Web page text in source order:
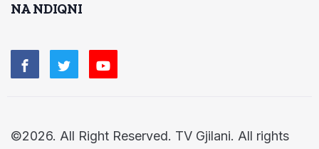
NA NDIQNI
©2026. All Right Reserved. TV Gjilani. All rights